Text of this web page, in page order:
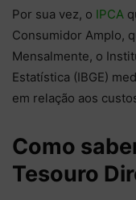
Por sua vez, o IPCA
Consumidor Amplo,
Mensalmente, o
Estatística (IBGE)
em relação aos
Como
Tesouro